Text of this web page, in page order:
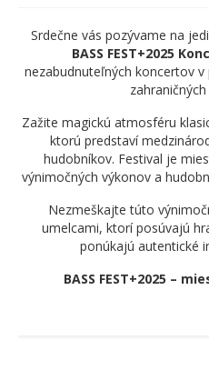
A. Zimmermann
D
Slovak folk songs
for download:
piano
Contacts and bank
Srdečne vás pozývame na
BASS FEST+2025
nezabudnuteľných koncertov
Zažite magickú atmosféru
ktorú predstaví
hudobníkov. Festival je
výnimočných výkonov a
Nezmeškajte túto
umelcami, ktorí posúvajú
ponúkajú autentické
BASS FEST+2025 –